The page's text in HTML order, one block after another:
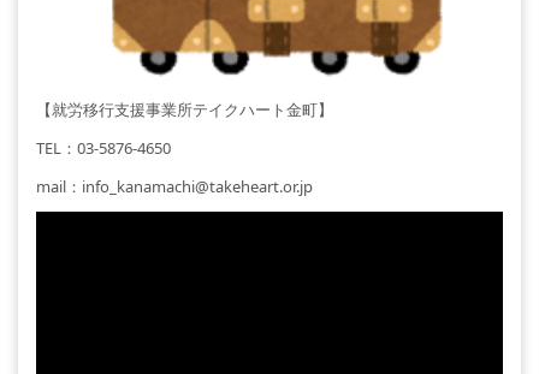
【就労移行支援事業所テイクハート金町】
TEL：03-5876-4650
mail：info_kanamachi@takeheart.or.jp